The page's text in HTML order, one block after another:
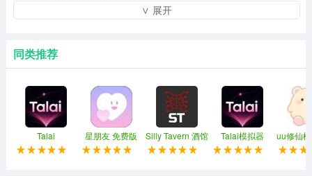
∨ 展开
同类推荐
Talai 星朋友 免费版
Silly Tavern 酒馆
助手
Talai模拟器
uu修仙
机